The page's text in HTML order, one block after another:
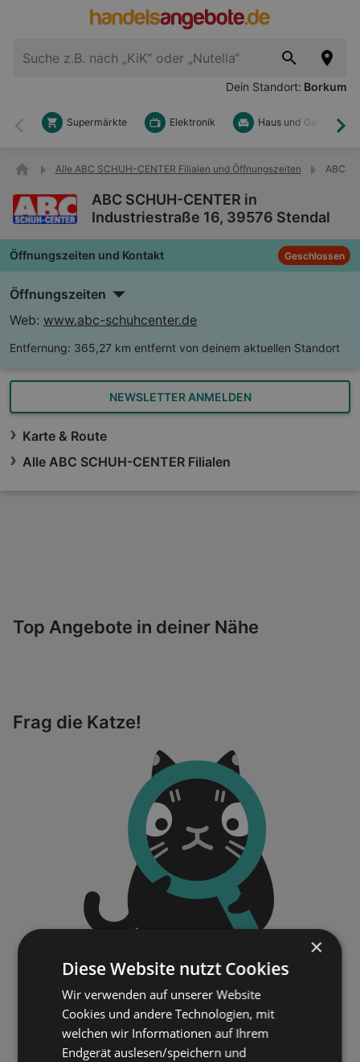
Dein Standort: Borkum
Zurück
Supermärkte Elektronik Haus und Garten
Alle ABC SCHUH-CENTER Filialen und Öffnungszeiten ABC
ABC SCHUH-CENTER in
Industriestraße 16, 39576 Stendal
Öffnungszeiten und Kontakt Geschlossen
Öffnungszeiten
Web: www.abc-schuhcenter.de
Entfernung: 365,27 km entfernt von deinem aktuellen Standort
NEWSLETTER ANMELDEN
Karte & Route
Alle ABC SCHUH-CENTER Filialen
Top Angebote in deiner Nähe
Frag die Katze!
×
Diese Website nutzt Cookies
Wir verwenden auf unserer Website
Cookies und andere Technologien, mit
welchen wir Informationen auf Ihrem
Endgerät auslesen/speichern und